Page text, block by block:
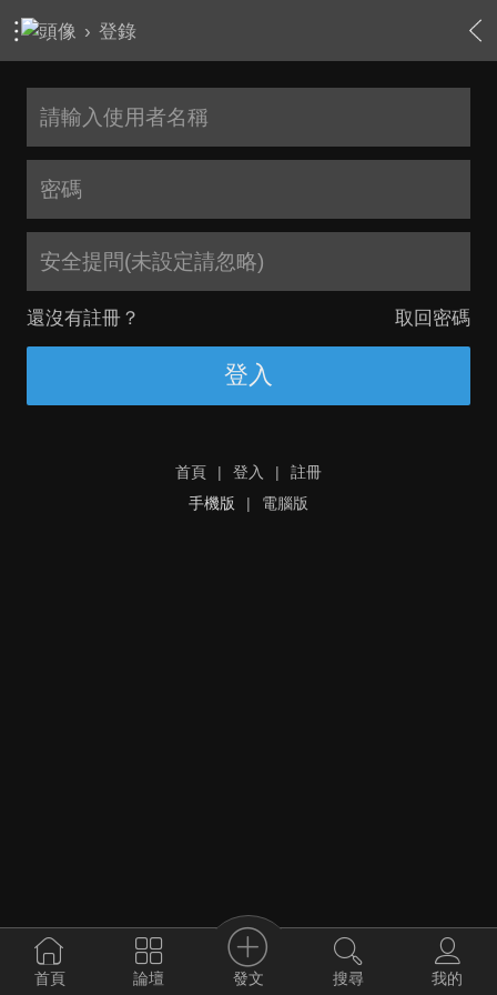
› 登錄
安全提問(未設定請忽略)
還沒有註冊？ 取回密碼
登入
首頁 | 登入 |
註冊
手機版
| 電腦版
首頁 論壇 發文 搜尋 我的